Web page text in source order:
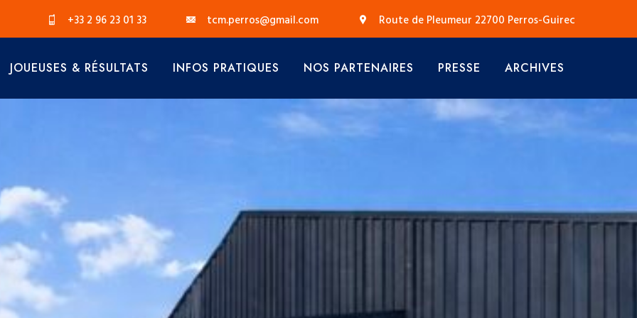
+33 2 96 23 01 33 tcm.perros@gmail.com Route de Pleumeur 22700 Perros-Guirec
JOUEUSES & RÉSULTATS INFOS PRATIQUES NOS PARTENAIRES PRESSE ARCHIVES